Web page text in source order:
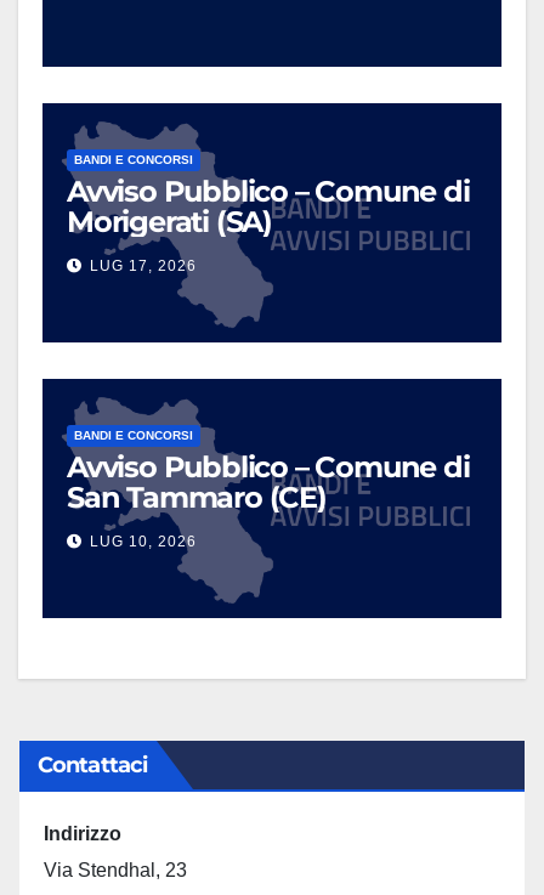
BANDI E CONCORSI
Avviso Pubblico – Comune di
Morigerati (SA)
LUG 17, 2026
BANDI E CONCORSI
Avviso Pubblico – Comune di
San Tammaro (CE)
LUG 10, 2026
Contattaci
Indirizzo
Via Stendhal, 23